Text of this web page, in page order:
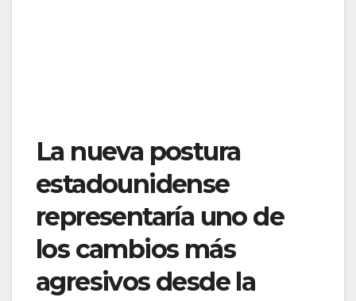
La nueva postura
estadounidense
representaría uno de
los cambios más
agresivos desde la